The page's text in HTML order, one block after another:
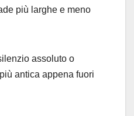
più larghe e meno
assoluto o
antica appena fuori